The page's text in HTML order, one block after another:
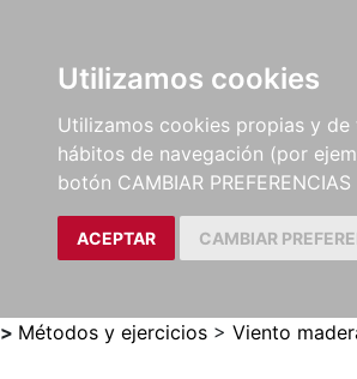
Utilizamos cookies
Utilizamos cookies propias y
hábitos de navegación (por
botón CAMBIAR
ACEPTAR CAMBIAR
LIBROS
MÉTODOS Y
EJERCICIOS
> Métodos y ejercicios > Viento